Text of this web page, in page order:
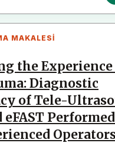
MAKALESI
the Experience
Diagnostic
of Tele-
eFAST